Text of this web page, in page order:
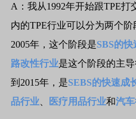
A：我从1992年开始跟TPE打
内的TPE行业可以分为两个阶
2005年，这个阶段是SBS的快
路改性行业是这个阶段的主
到2015年，是SEBS的快速成
品行业
医疗用品行业和汽